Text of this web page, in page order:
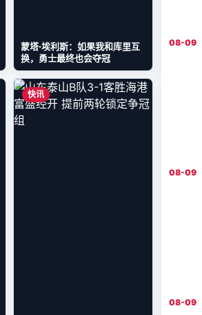
蒙塔·埃利斯：如果我和库里互
换，勇士最终也会夺冠
快讯
08-09
08-09
08-09